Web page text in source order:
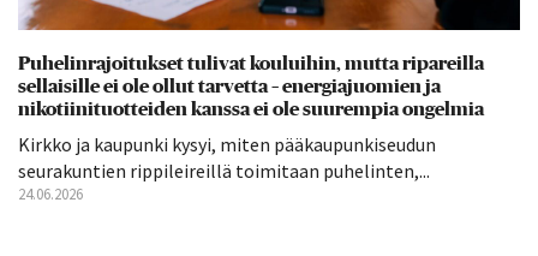
Puhelinrajoitukset tulivat kouluihin, mutta ripareilla
sellaisille ei ole ollut tarvetta – energiajuomien ja
nikotiinituotteiden kanssa ei ole suurempia ongelmia
Kirkko ja kaupunki kysyi, miten pääkaupunkiseudun
seurakuntien rippileireillä toimitaan puhelinten,...
24.06.2026